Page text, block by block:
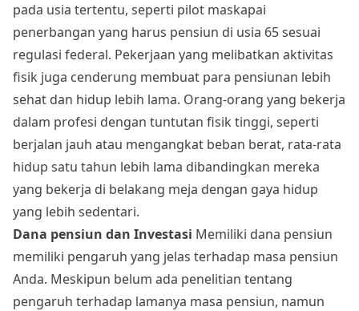
pada usia tertentu, seperti pilot maskapai
penerbangan yang harus pensiun di usia 65 sesuai
regulasi federal. Pekerjaan yang melibatkan aktivitas
fisik juga cenderung membuat para pensiunan lebih
sehat dan hidup lebih lama. Orang-orang yang bekerja
dalam profesi dengan tuntutan fisik tinggi, seperti
berjalan jauh atau mengangkat beban berat, rata-rata
hidup satu tahun lebih lama dibandingkan mereka
yang bekerja di belakang meja dengan gaya hidup
yang lebih sedentari.
Dana pensiun dan Investasi Memiliki dana pensiun
memiliki pengaruh yang jelas terhadap masa pensiun
Anda. Meskipun belum ada penelitian tentang
pengaruh terhadap lamanya masa pensiun, namun